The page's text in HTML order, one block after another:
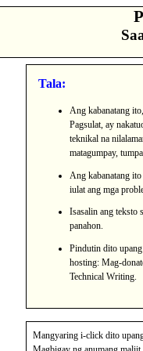
Tala:
Ang kabanatang
Pagsulat, ay
teknikal na
matagumpay,
Ang kabanatang
iulat ang mga
Isasalin ang teksto
panahon.
Pindutin dito
hosting: Mag-
Technical Writing.
Mangyaring i-click dito